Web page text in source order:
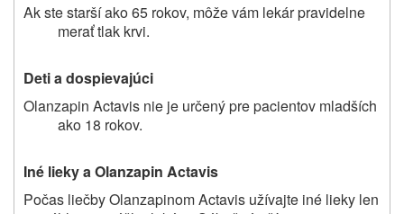
Ak ste starší ako 65 rokov, môže vám lekár pravidelne
merať tlak krvi.
Deti a dospievajúci
Olanzapin Actavis nie je určený pre pacientov mladších
ako 18 rokov.
Iné lieky a Olanzapin Actavis
Počas liečby Olanzapinom Actavis užívajte iné lieky len